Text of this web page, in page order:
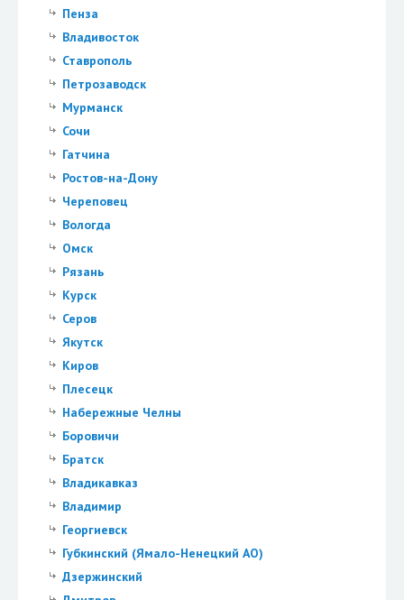
Пенза
Владивосток
Ставрополь
Петрозаводск
Мурманск
Сочи
Гатчина
Ростов-на-Дону
Череповец
Вологда
Омск
Рязань
Курск
Серов
Якутск
Киров
Плесецк
Набережные Челны
Боровичи
Братск
Владикавказ
Владимир
Георгиевск
Губкинский (Ямало-Ненецкий АО)
Дзержинский